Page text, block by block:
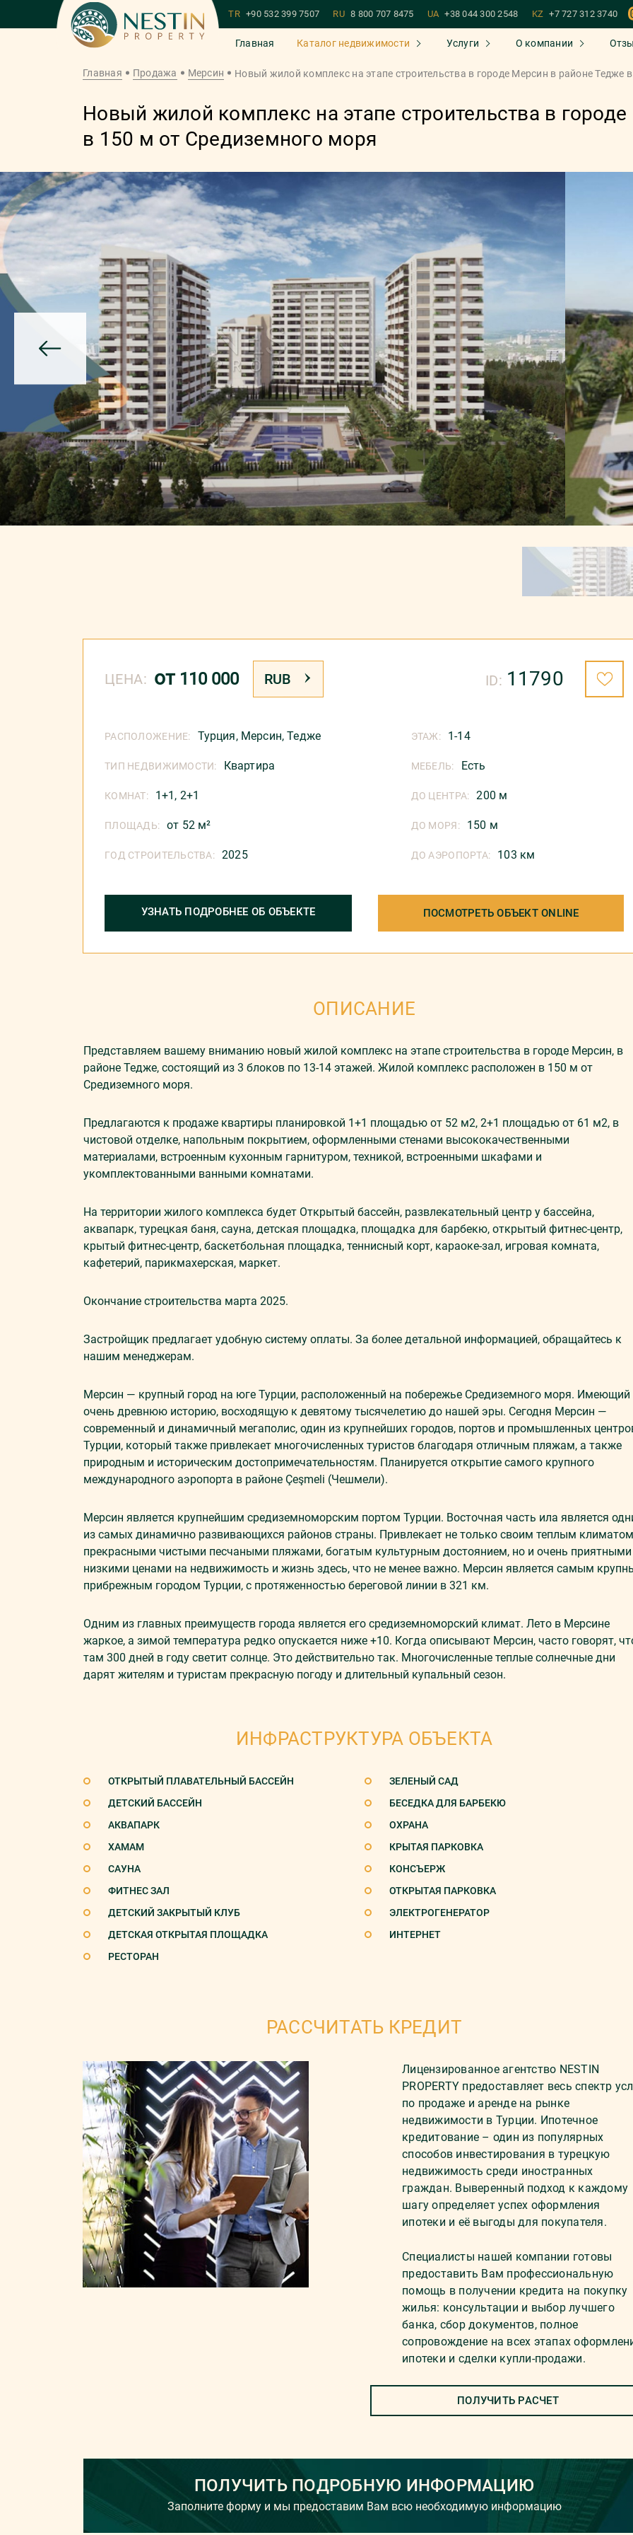
TR +90 532 399 7507 RU 8 800 707 8475 UA +38 044 300 2548 KZ +7 727 312 3740
Главная Каталог недвижимости Услуги О компании
Главная Продажа Мерсин Новый жилой комплекс на этапе строительства в городе Мерсин в районе Тедже
Новый жилой комплекс на этапе строительства в
в 150 м от Средиземного моря
ЦЕНА: от 110 000 RUB ID: 11790
РАСПОЛОЖЕНИЕ: Турция, Мерсин,Тедже ЭТАЖ: 1-14
ТИП НЕДВИЖИМОСТИ: Квартира МЕБЕЛЬ: Есть
КОМНАТ: 1+1, 2+1 ДО ЦЕНТРА: 200 м
ПЛОЩАДЬ: от 52 м² ДО МОРЯ: 150 м
ГОД СТРОИТЕЛЬСТВА: 2025 ДО АЭРОПОРТА: 103 км
УЗНАТЬ ПОДРОБНЕЕ ОБ ОБЪЕКТЕ ПОСМОТРЕТЬ ОБЪЕКТ ONLINE
ОПИСАНИЕ
Представляем вашему вниманию новый жилой комплекс на этапе строительства в городе Мерсин, в
районе Тедже, состоящий из 3 блоков по 13-14 этажей. Жилой комплекс расположен в 150 м от
Средиземного моря.
Предлагаются к продаже квартиры планировкой 1+1 площадью от 52 м2, 2+1 площадью от 61 м2, в
чистовой отделке, напольным покрытием, оформленными стенами высококачественными
материалами, встроенным кухонным гарнитуром, техникой, встроенными шкафами и
укомплектованными ванными комнатами.
На территории жилого комплекса будет Открытый бассейн, развлекательный центр у бассейна,
аквапарк, турецкая баня, сауна, детская площадка, площадка для барбекю, открытый фитнес-центр,
крытый фитнес-центр, баскетбольная площадка, теннисный корт, караоке-зал, игровая комната,
кафетерий, парикмахерская, маркет.
Окончание строительства марта 2025.
Застройщик предлагает удобную систему оплаты. За более детальной информацией, обращайтесь к
нашим менеджерам.
Мерсин — крупный город на юге Турции, расположенный на побережье Средиземного моря. Имеющий
очень древнюю историю, восходящую к девятому тысячелетию до нашей эры. Сегодня Мерсин —
современный и динамичный мегаполис, один из крупнейших городов, портов и промышленных
Турции, который также привлекает многочисленных туристов благодаря отличным пляжам, а также
природным и историческим достопримечательностям. Планируется открытие самого крупного
международного аэропорта в районе Çeşmeli (Чешмели).
Мерсин является крупнейшим средиземноморским портом Турции. Восточная часть ила является
из самых динамично развивающихся районов страны. Привлекает не только своим теплым
прекрасными чистыми песчаными пляжами, богатым культурным достоянием, но и очень приятными
низкими ценами на недвижимость и жизнь здесь, что не менее важно. Мерсин является самым
прибрежным городом Турции, с протяженностью береговой линии в 321 км.
Одним из главных преимуществ города является его средиземноморский климат. Лето в Мерсине
жаркое, а зимой температура редко опускается ниже +10. Когда описывают Мерсин, часто говорят,
там 300 дней в году светит солнце. Это действительно так. Многочисленные теплые солнечные дни
дарят жителям и туристам прекрасную погоду и длительный купальный сезон.
ИНФРАСТРУКТУРА ОБЪЕКТА
ОТКРЫТЫЙ ПЛАВАТЕЛЬНЫЙ БАССЕЙН
ДЕТСКИЙ БАССЕЙН
АКВАПАРК
ХАМАМ
САУНА
ФИТНЕС ЗАЛ
ДЕТСКИЙ ЗАКРЫТЫЙ КЛУБ
ДЕТСКАЯ ОТКРЫТАЯ ПЛОЩАДКА
РЕСТОРАН
ЗЕЛЕНЫЙ САД
БЕСЕДКА ДЛЯ БАРБЕКЮ
ОХРАНА
КРЫТАЯ ПАРКОВКА
КОНСЪЕРЖ
ОТКРЫТАЯ ПАРКОВКА
ЭЛЕКТРОГЕНЕРАТОР
ИНТЕРНЕТ
РАССЧИТАТЬ КРЕДИТ
Лицензированное агентство NESTIN
PROPERTY предоставляет весь спектр
по продаже и аренде на рынке
недвижимости в Турции. Ипотечное
кредитование – один из популярных
способов инвестирования в турецкую
недвижимость среди иностранных
граждан. Выверенный подход к каждому
шагу определяет успех оформления
ипотеки и её выгоды для покупателя.
Специалисты нашей компании готовы
предоставить Вам профессиональную
помощь в получении кредита на покупку
жилья: консультации и выбор лучшего
банка, сбор документов, полное
сопровождение на всех этапах
ипотеки и сделки купли-продажи.
ПОЛУЧИТЬ РАСЧЕТ
ПОЛУЧИТЬ ПОДРОБНУЮ ИНФОРМАЦИЮ
Заполните форму и мы предоставим Вам всю необходимую информацию